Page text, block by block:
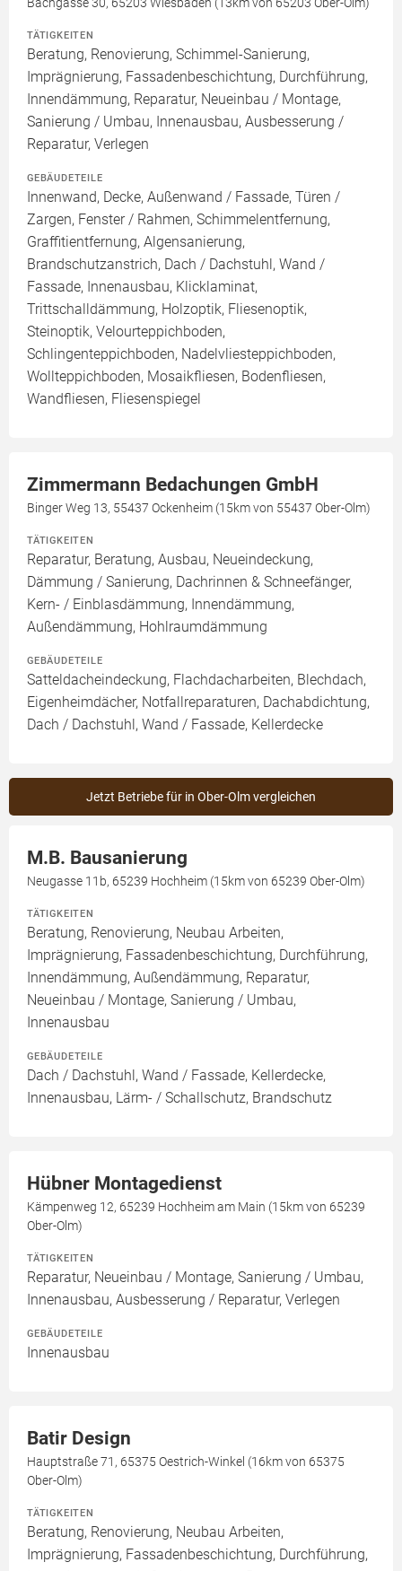
TÄTIGKEITEN
Beratung, Renovierung, Schimmel-Sanierung,
Imprägnierung, Fassadenbeschichtung, Durchführung,
Innendämmung, Reparatur, Neueinbau / Montage,
Sanierung / Umbau, Innenausbau, Ausbesserung /
Reparatur, Verlegen
GEBÄUDETEILE
Innenwand, Decke, Außenwand / Fassade, Türen /
Zargen, Fenster / Rahmen, Schimmelentfernung,
Graffitientfernung, Algensanierung,
Brandschutzanstrich, Dach / Dachstuhl, Wand /
Fassade, Innenausbau, Klicklaminat,
Trittschalldämmung, Holzoptik, Fliesenoptik,
Steinoptik, Velourteppichboden,
Schlingenteppichboden, Nadelvliesteppichboden,
Wollteppichboden, Mosaikfliesen, Bodenfliesen,
Wandfliesen, Fliesenspiegel
Zimmermann Bedachungen GmbH
Binger Weg 13, 55437 Ockenheim (15km von 55437 Ober-Olm)
TÄTIGKEITEN
Reparatur, Beratung, Ausbau, Neueindeckung,
Dämmung / Sanierung, Dachrinnen & Schneefänger,
Kern- / Einblasdämmung, Innendämmung,
Außendämmung, Hohlraumdämmung
GEBÄUDETEILE
Satteldacheindeckung, Flachdacharbeiten, Blechdach,
Eigenheimdächer, Notfallreparaturen, Dachabdichtung,
Dach / Dachstuhl, Wand / Fassade, Kellerdecke
Jetzt Betriebe für in Ober-Olm vergleichen
M.B. Bausanierung
Neugasse 11b, 65239 Hochheim (15km von 65239 Ober-Olm)
TÄTIGKEITEN
Beratung, Renovierung, Neubau Arbeiten,
Imprägnierung, Fassadenbeschichtung, Durchführung,
Innendämmung, Außendämmung, Reparatur,
Neueinbau / Montage, Sanierung / Umbau,
Innenausbau
GEBÄUDETEILE
Dach / Dachstuhl, Wand / Fassade, Kellerdecke,
Innenausbau, Lärm- / Schallschutz, Brandschutz
Hübner Montagedienst
Kämpenweg 12, 65239 Hochheim am Main (15km von 65239
Ober-Olm)
TÄTIGKEITEN
Reparatur, Neueinbau / Montage, Sanierung / Umbau,
Innenausbau, Ausbesserung / Reparatur, Verlegen
GEBÄUDETEILE
Innenausbau
Batir Design
Hauptstraße 71, 65375 Oestrich-Winkel (16km von 65375
Ober-Olm)
TÄTIGKEITEN
Beratung, Renovierung, Neubau Arbeiten,
Imprägnierung, Fassadenbeschichtung, Durchführung,